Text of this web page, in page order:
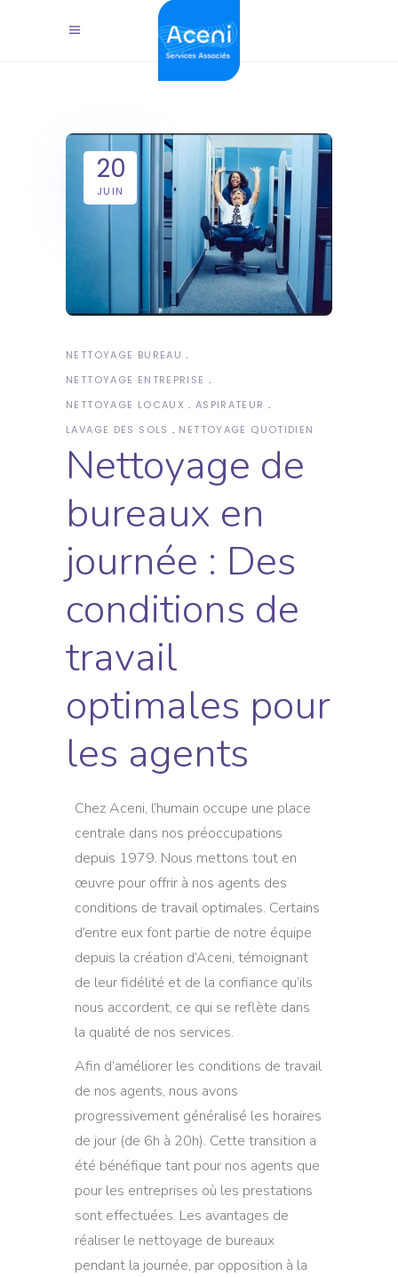
20
JUIN
NETTOYAGE BUREAU
NETTOYAGE ENTREPRISE
NETTOYAGE LOCAUX
ASPIRATEUR
LAVAGE DES SOLS
NETTOYAGE QUOTIDIEN
Nettoyage de
bureaux en
journée : Des
conditions de
travail
optimales pour
les agents
Chez Aceni, l’humain occupe une place
centrale dans nos préoccupations
depuis 1979. Nous mettons tout en
œuvre pour offrir à nos agents des
conditions de travail optimales. Certains
d’entre eux font partie de notre équipe
depuis la création d’Aceni, témoignant
de leur fidélité et de la confiance qu’ils
nous accordent, ce qui se reflète dans
la qualité de nos services.
Afin d’améliorer les conditions de travail
de nos agents, nous avons
progressivement généralisé les horaires
de jour (de 6h à 20h). Cette transition a
été bénéfique tant pour nos agents que
pour les entreprises où les prestations
sont effectuées. Les avantages de
réaliser le nettoyage de bureaux
pendant la journée, par opposition à la